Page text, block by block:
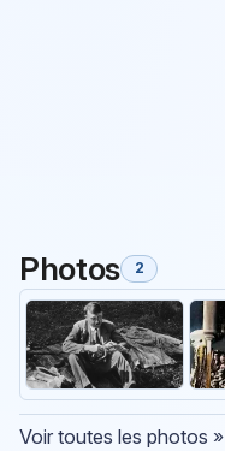
Photos 2
Voir toutes les photos »